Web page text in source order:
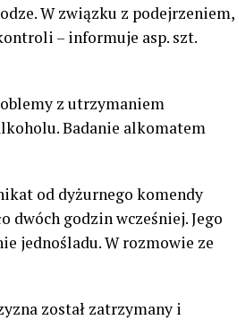
W związku z podejrzeniem,
– informuje asp. szt.
z utrzymaniem
Badanie alkomatem
od dyżurnego komendy
dwóch godzin wcześniej. Jego
jednośladu. W rozmowie ze
został zatrzymany i